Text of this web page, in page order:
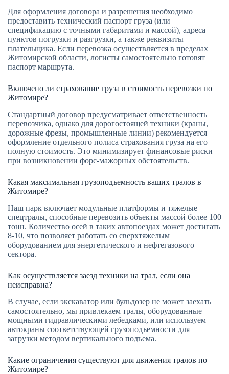
Для оформления договора и разрешения необходимо
предоставить технический паспорт груза (или
спецификацию с точными габаритами и массой), адреса
пунктов погрузки и разгрузки, а также реквизиты
плательщика. Если перевозка осуществляется в пределах
Житомирской области, логисты самостоятельно готовят
паспорт маршрута.
Включено ли страхование груза в стоимость перевозки по
Житомире?
Стандартный договор предусматривает ответственность
перевозчика, однако для дорогостоящей техники (краны,
дорожные фрезы, промышленные линии) рекомендуется
оформление отдельного полиса страхования груза на его
полную стоимость. Это минимизирует финансовые риски
при возникновении форс-мажорных обстоятельств.
Какая максимальная грузоподъемность ваших тралов в
Житомире?
Наш парк включает модульные платформы и тяжелые
спецтралы, способные перевозить объекты массой более 100
тонн. Количество осей в таких автопоездах может достигать
8-10, что позволяет работать со сверхтяжелым
оборудованием для энергетического и нефтегазового
сектора.
Как осуществляется заезд техники на трал, если она
неисправна?
В случае, если экскаватор или бульдозер не может заехать
самостоятельно, мы привлекаем тралы, оборудованные
мощными гидравлическими лебедками, или используем
автокраны соответствующей грузоподъемности для
загрузки методом вертикального подъема.
Какие ограничения существуют для движения тралов по
Житомире?